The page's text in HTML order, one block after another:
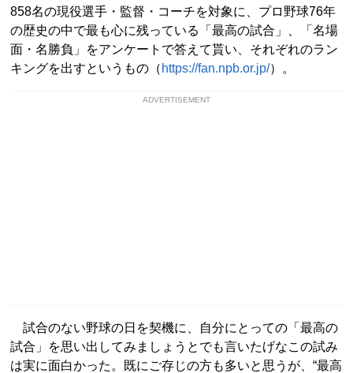
858名の現役選手・監督・コーチを対象に、プロ野球76年
の歴史の中で最も心に残っている「最高の試合」、「名場
面・名勝負」をアンケートで答えて貰い、それぞれのラン
キングを出すというもの（ https://fan.npb.or.jp/）。
ADVERTISEMENT
試合のない野球の日を契機に、自分にとっての「最高の
試合」を思い出してみましょうとでも言いたげなこの試み
は実に面白かった。既にご存じの方も多いと思うが、“最高